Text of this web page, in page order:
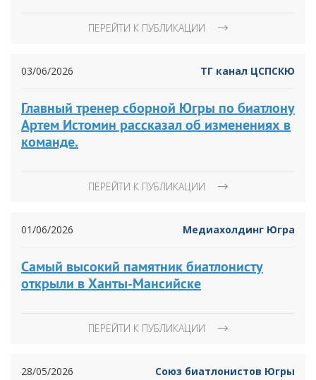
ПЕРЕЙТИ К ПУБЛИКАЦИИ
03/06/2026 ТГ канал ЦСПСКЮ
Главный тренер сборной Югры по биатлону
Артем Истомин рассказал об изменениях в
команде.
ПЕРЕЙТИ К ПУБЛИКАЦИИ
01/06/2026 Медиахолдинг Югра
Самый высокий памятник биатлонисту
открыли в Ханты-Мансийске
ПЕРЕЙТИ К ПУБЛИКАЦИИ
28/05/2026 Союз биатлонистов Югры